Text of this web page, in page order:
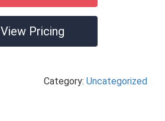
View Pricing
Category: Uncategorized